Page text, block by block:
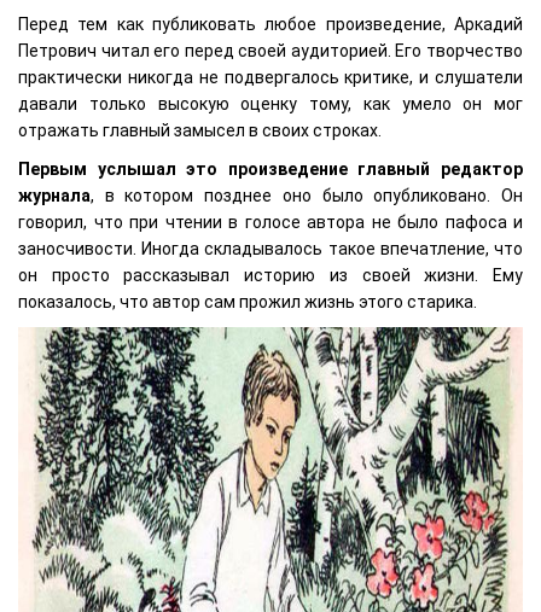
Перед тем как публиковать любое произведение, Аркадий
Петрович читал его перед своей аудиторией. Его творчество
практически никогда не подвергалось критике, и слушатели
давали только высокую оценку тому, как умело он мог
отражать главный замысел в своих строках.
Первым услышал это произведение главный редактор
журнала, в котором позднее оно было опубликовано. Он
говорил, что при чтении в голосе автора не было пафоса и
заносчивости. Иногда складывалось такое впечатление, что
он просто рассказывал историю из своей жизни. Ему
показалось, что автор сам прожил жизнь этого старика.